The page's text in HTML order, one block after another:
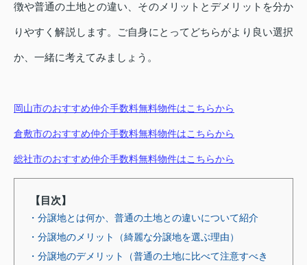
徴や普通の土地との違い、そのメリットとデメリットを分か
りやすく解説します。ご自身にとってどちらがより良い選択
か、一緒に考えてみましょう。
岡山市のおすすめ仲介手数料無料物件はこちらから
倉敷市のおすすめ仲介手数料無料物件はこちらから
総社市のおすすめ仲介手数料無料物件はこちらから
【目次】
・分譲地とは何か、普通の土地との違いについて紹介
・分譲地のメリット（綺麗な分譲地を選ぶ理由）
・分譲地のデメリット（普通の土地に比べて注意すべき